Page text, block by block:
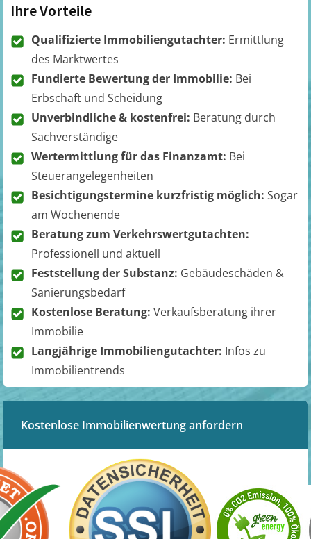
Ihre Vorteile
Qualifizierte Immobiliengutachter: Ermittlung
des Marktwertes
Fundierte Bewertung der Immobilie: Bei
Erbschaft und Scheidung
Unverbindliche & kostenfrei: Beratung durch
Sachverständige
Wertermittlung für das Finanzamt: Bei
Steuerangelegenheiten
Besichtigungstermine kurzfristig möglich: Sogar
am Wochenende
Beratung zum Verkehrswertgutachten:
Professionell und aktuell
Feststellung der Substanz: Gebäudeschäden &
Sanierungsbedarf
Kostenlose Beratung: Verkaufsberatung ihrer
Immobilie
Langjährige Immobiliengutachter: Infos zu
Immobilientrends
Kostenlose Immobilienwertung anfordern